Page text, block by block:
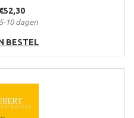
10 dagen
BESTEL